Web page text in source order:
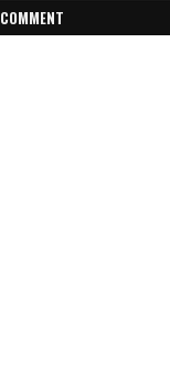
COMMENT